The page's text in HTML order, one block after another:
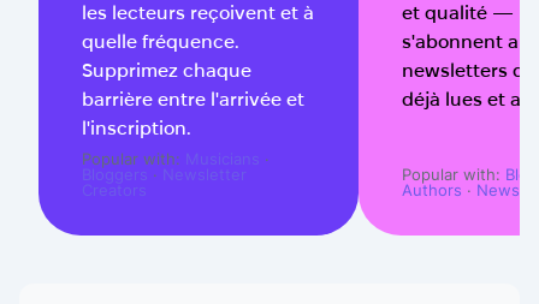
les lecteurs reçoivent et à
quelle fréquence.
Supprimez chaque
barrière entre l'arrivée et
l'inscription.
Popular with: Musicians ·
Bloggers · Newsletter
Creators
et qualité —
s'abonnent
newsletters
déjà lues et
Popular with:
Authors ·